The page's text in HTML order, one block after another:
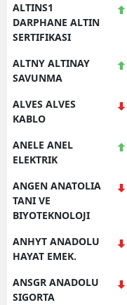
ALTINS1
DARPHANE ALTIN
SERTIFIKASI
ALTNY ALTINAY
SAVUNMA
ALVES ALVES
KABLO
ANELE ANEL
ELEKTRIK
ANGEN ANATOLIA
TANI VE
BIYOTEKNOLOJI
ANHYT ANADOLU
HAYAT EMEK.
ANSGR ANADOLU
SIGORTA